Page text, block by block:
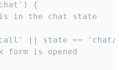
{
in the chat state
|| state ==
form is opened